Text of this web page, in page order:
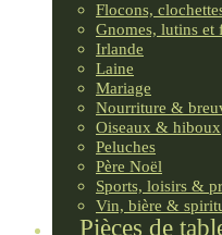
Flocons,
Gnomes, lutins et
Irlande
Laine
Mariage
Nourriture &
Oiseaux & hiboux
Peluches
Père Noël
Sports, loisirs &
Vin, bière &
Pièces de